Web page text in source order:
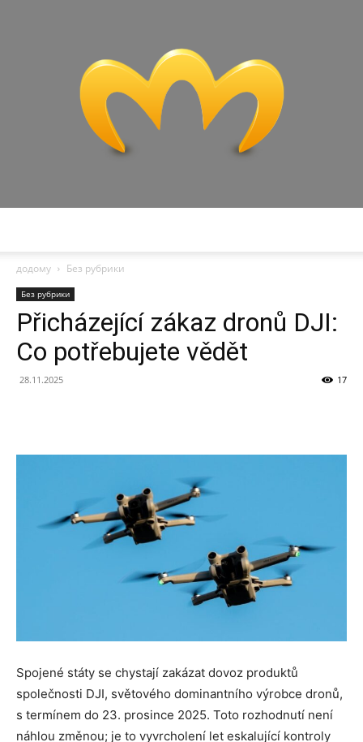
додому
Без рубрики
Без рубрики
Přicházející zákaz dronů DJI:
Co potřebujete vědět
28.11.2025 17
Spojené státy se chystají zakázat dovoz produktů
společnosti DJI, světového dominantního výrobce dronů,
s termínem do 23. prosince 2025. Toto rozhodnutí není
náhlou změnou; je to vyvrcholení let eskalující kontroly